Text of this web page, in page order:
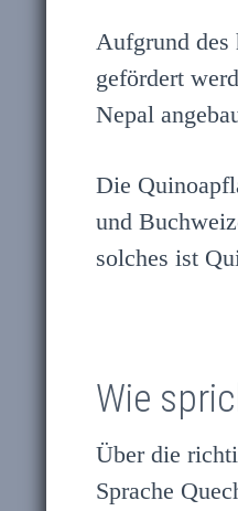
Aufgrund des
gefördert
Nepal
Die
und
solches ist
Wie
Über die
Sprache